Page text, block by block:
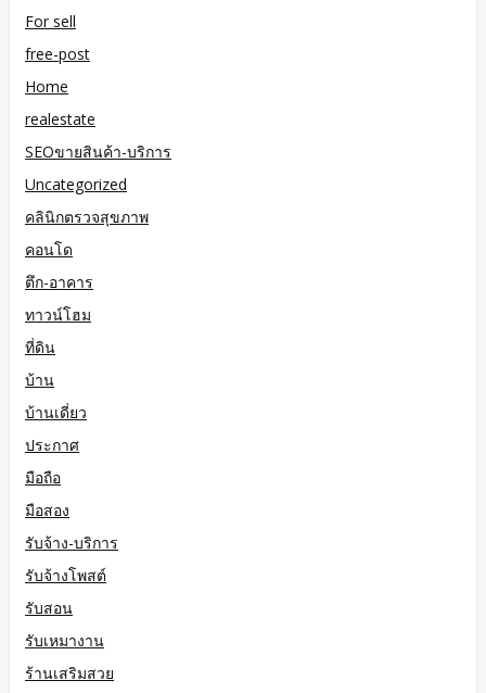
For sell
free-post
Home
realestate
SEOขายสินค้า-บริการ
Uncategorized
คลินิกตรวจสุขภาพ
คอนโด
ตึก-อาคาร
ทาวน์โฮม
ที่ดิน
บ้าน
บ้านเดี่ยว
ประกาศ
มือถือ
มือสอง
รับจ้าง-บริการ
รับจ้างโพสต์
รับสอน
รับเหมางาน
ร้านเสริมสวย